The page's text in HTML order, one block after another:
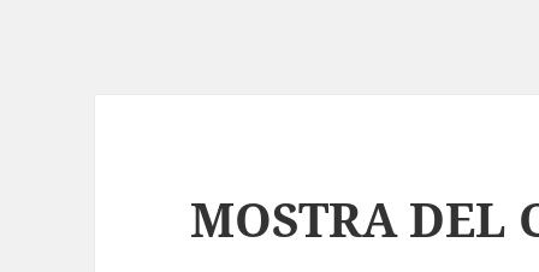
MOSTRA DEL